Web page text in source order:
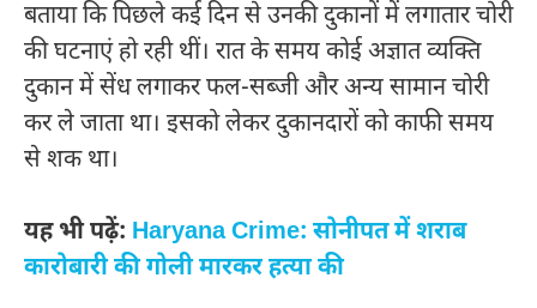
बताया कि पिछले कई दिन से उनकी दुकानों में लगातार चोरी
की घटनाएं हो रही थीं। रात के समय कोई अज्ञात व्यक्ति
दुकान में सेंध लगाकर फल-सब्जी और अन्य सामान चोरी
कर ले जाता था। इसको लेकर दुकानदारों को काफी समय
से शक था।
यह भी पढ़ें: Haryana Crime: सोनीपत में शराब
कारोबारी की गोली मारकर हत्या की